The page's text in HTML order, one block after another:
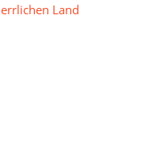
Land